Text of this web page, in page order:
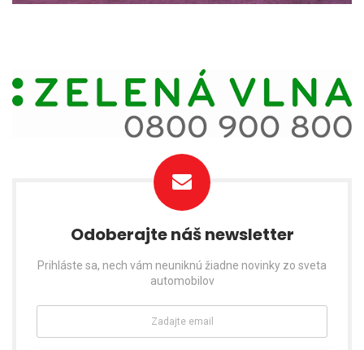
Odoberajte náš newsletter
Prihláste sa, nech vám neuniknú žiadne novinky zo sveta
automobilov